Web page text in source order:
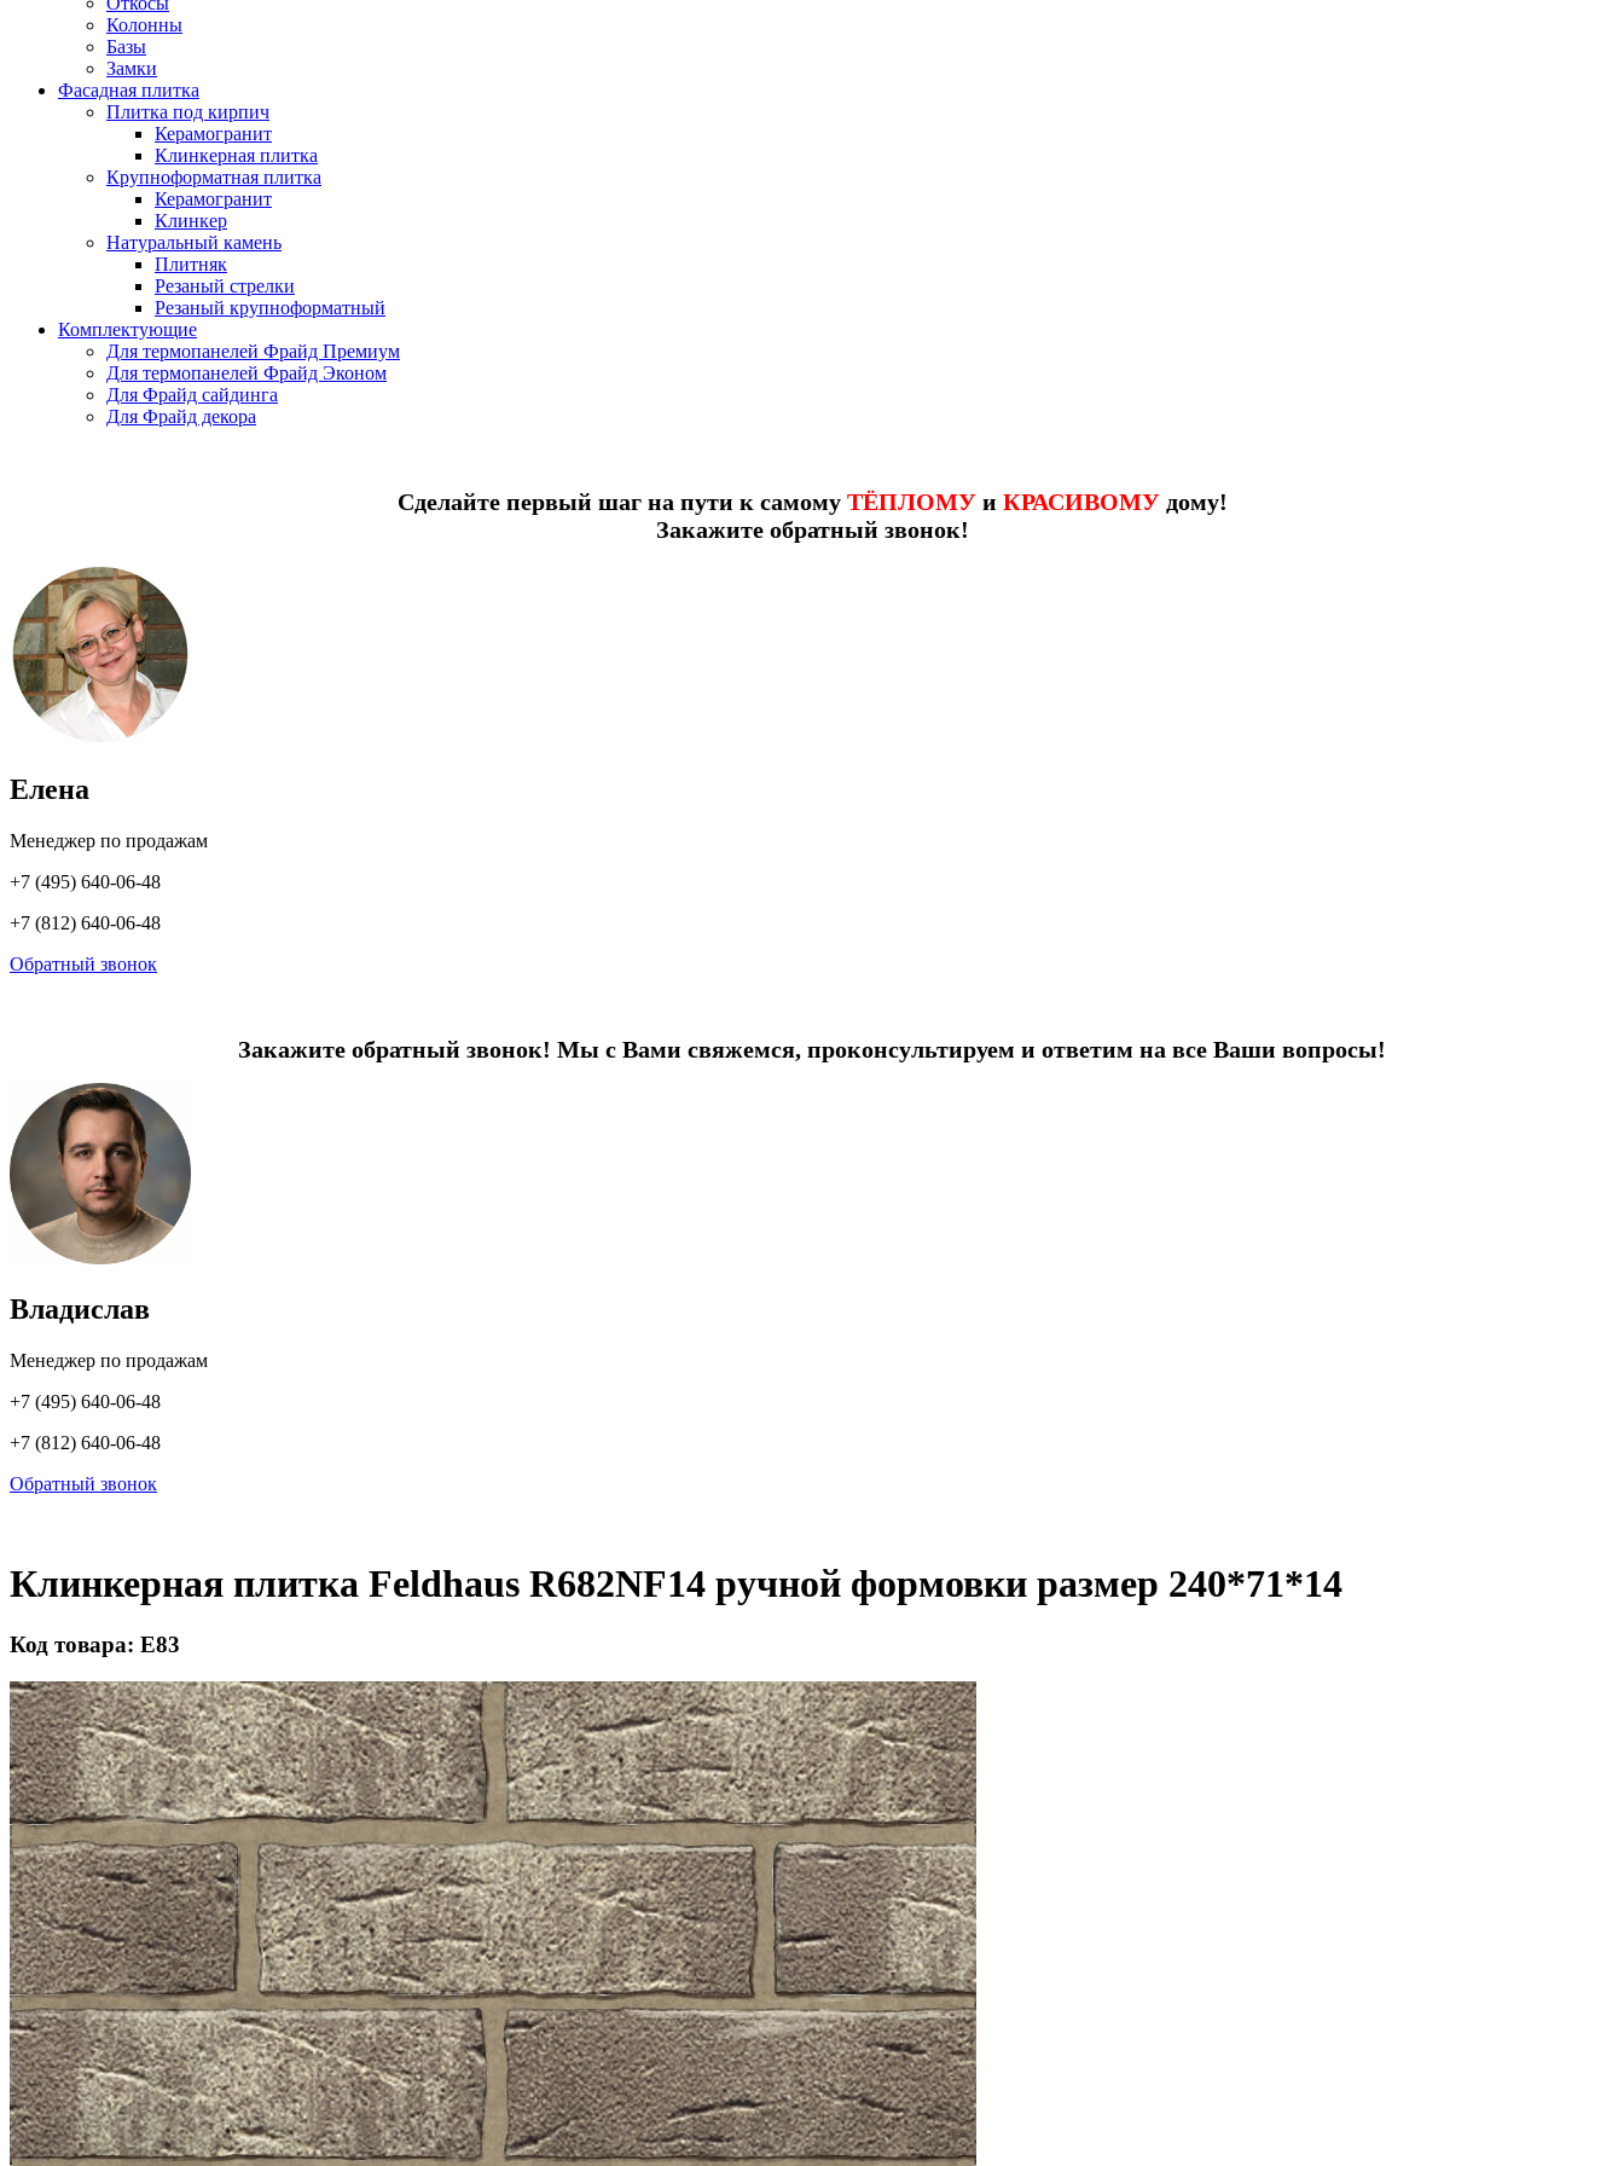
Колонны
Базы
Замки
Фасадная плитка
Плитка под кирпич
Керамогранит
Клинкерная плитка
Крупноформатная плитка
Керамогранит
Клинкер
Натуральный камень
Плитняк
Резаный стрелки
Резаный крупноформатный
Комплектующие
Для термопанелей Фрайд Премиум
Для термопанелей Фрайд Эконом
Для Фрайд сайдинга
Для Фрайд декора
Сделайте первый шаг на пути к самому ТЁПЛОМУи КРАСИВОМУдому!
Закажите обратный звонок!
Елена
Менеджер по продажам
+7 (495) 640-06-48
+7 (812) 640-06-48
Обратный звонок
Закажите обратный звонок! Мы с Вами свяжемся, проконсультируем и ответим на все Ваши вопросы!
Владислав
Менеджер по продажам
+7 (495) 640-06-48
+7 (812) 640-06-48
Обратный звонок
Клинкерная плитка Feldhaus R682NF14 ручной формовки размер 240*71*14
Код товара: Е83